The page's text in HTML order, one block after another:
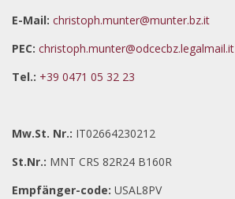
E-Mail: christoph.munter@munter.bz.it
PEC: christoph.munter@odcecbz.legalmail.it
Tel.: +39 0471 05 32 23
Mw.St. Nr.: IT02664230212
St.Nr.: MNT CRS 82R24 B160R
Empfänger-code: USAL8PV